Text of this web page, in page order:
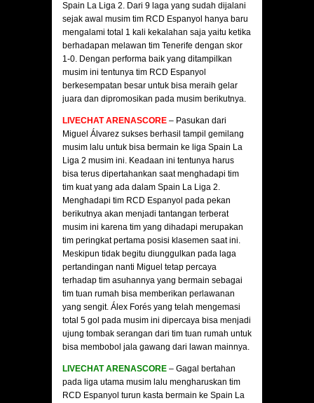
Spain La Liga 2. Dari 9 laga yang sudah dijalani
sejak awal musim tim RCD Espanyol hanya baru
mengalami total 1 kali kekalahan saja yaitu ketika
berhadapan melawan tim Tenerife dengan skor
1-0. Dengan performa baik yang ditampilkan
musim ini tentunya tim RCD Espanyol
berkesempatan besar untuk bisa meraih gelar
juara dan dipromosikan pada musim berikutnya.
LIVECHAT ARENASCORE – Pasukan dari
Miguel Álvarez sukses berhasil tampil gemilang
musim lalu untuk bisa bermain ke liga Spain La
Liga 2 musim ini. Keadaan ini tentunya harus
bisa terus dipertahankan saat menghadapi tim
tim kuat yang ada dalam Spain La Liga 2.
Menghadapi tim RCD Espanyol pada pekan
berikutnya akan menjadi tantangan terberat
musim ini karena tim yang dihadapi merupakan
tim peringkat pertama posisi klasemen saat ini.
Meskipun tidak begitu diunggulkan pada laga
pertandingan nanti Miguel tetap percaya
terhadap tim asuhannya yang bermain sebagai
tim tuan rumah bisa memberikan perlawanan
yang sengit. Álex Forés yang telah mengemasi
total 5 gol pada musim ini dipercaya bisa menjadi
ujung tombak serangan dari tim tuan rumah untuk
bisa membobol jala gawang dari lawan mainnya.
LIVECHAT ARENASCORE – Gagal bertahan
pada liga utama musim lalu mengharuskan tim
RCD Espanyol turun kasta bermain ke Spain La